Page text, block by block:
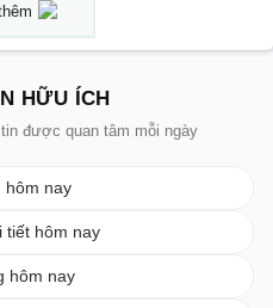
HỮU ÍCH
được quan tâm mỗi ngày
hôm nay
tiết hôm nay
hôm nay